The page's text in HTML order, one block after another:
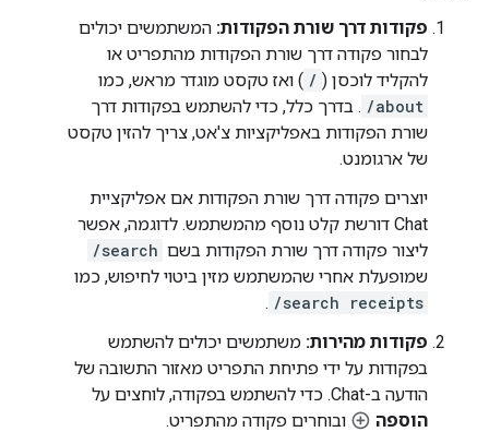
פקודות דרך שורת הפקודות: המשתמשים יכולים
לבחור פקודה דרך שורת הפקודות מהתפריט או
להקליד לוכסן ( / ) ואז טקסט מוגדר מראש, כמו
/about . בדרך כלל, כדי להשתמש בפקודות דרך
שורת הפקודות באפליקציות צ'אט, צריך להזין טקסט
של ארגומנט.
יוצרים פקודה דרך שורת הפקודות אם אפליקציית
Chat דורשת קלט נוסף מהמשתמש. לדוגמה, אפשר
ליצור פקודה דרך שורת הפקודות בשם /search
שמופעלת אחרי שהמשתמש מזין ביטוי לחיפוש, כמו
/search receipts
.
פקודות מהירות: משתמשים יכולים להשתמש
בפקודות על ידי פתיחת התפריט מאזור התשובה של
הודעה ב-Chat. כדי להשתמש בפקודה, לוחצים על
הוספה
ובוחרים פקודה מהתפריט.